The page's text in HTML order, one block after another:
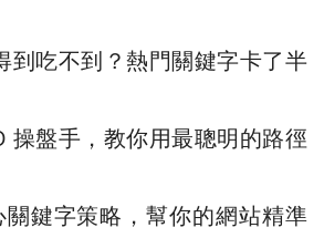
到吃不到？熱門關鍵字卡了半
操盤手，教你用最聰明的路徑
鍵字策略，幫你的網站精準